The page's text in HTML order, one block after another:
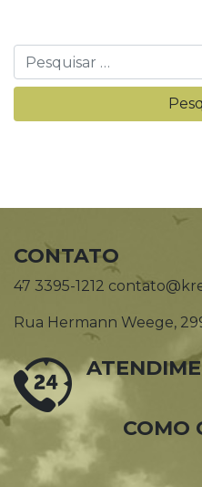
CONTATO
47 3395-1212
Rua Hermann Weege,
COMO